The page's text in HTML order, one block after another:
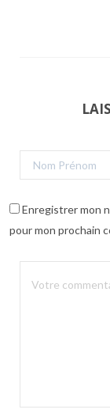
Enregistrer mon
pour mon prochain